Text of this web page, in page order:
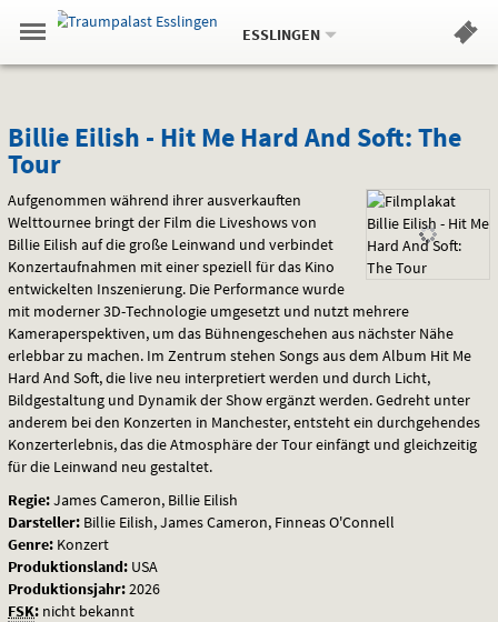
Springe
zum
,zum
.
Navigation
Gehe
zur
Standortauswahl
Standort:
ESSLINGEN.
Hinweis
Billie
Eilish
-
Hit
Me
Hard
And
Soft:
The
Tour
Billie Eilish - Hit Me Hard And Soft: The
Tour
Aufgenommen während ihrer ausverkauften
Welttournee bringt der Film die Liveshows von
Billie Eilish auf die große Leinwand und verbindet
Konzertaufnahmen mit einer speziell für das Kino
entwickelten Inszenierung. Die Performance wurde
mit moderner 3D-Technologie umgesetzt und nutzt mehrere
Kameraperspektiven, um das Bühnengeschehen aus nächster Nähe
erlebbar zu machen. Im Zentrum stehen Songs aus dem Album Hit Me
Hard And Soft, die live neu interpretiert werden und durch Licht,
Bildgestaltung und Dynamik der Show ergänzt werden. Gedreht unter
anderem bei den Konzerten in Manchester, entsteht ein durchgehendes
Konzerterlebnis, das die Atmosphäre der Tour einfängt und gleichzeitig
für die Leinwand neu gestaltet.
Regie:James Cameron, Billie Eilish
Darsteller: Billie Eilish, James Cameron, Finneas O'Connell
Genre: Konzert
Produktionsland: USA
Produktionsjahr:2026
FSK: nicht bekannt